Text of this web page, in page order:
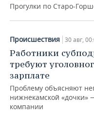
Прогулки по Старо-
Происшествия 30 авг,
Работники
требуют
зарплате
Проблему объясняют
нижнекамской «дочки»
компании